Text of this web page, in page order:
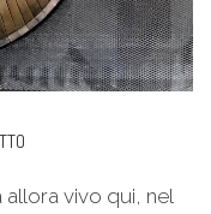
allora vivo qui, nel